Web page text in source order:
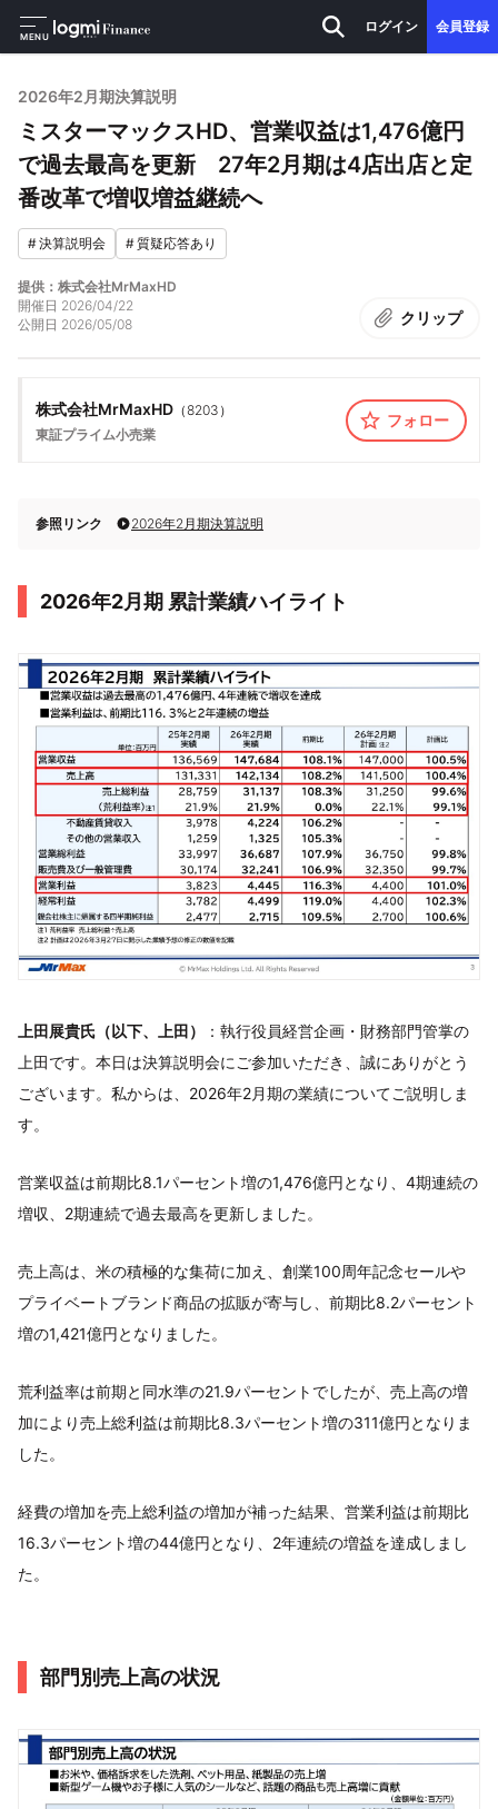
MENU
ログイン 会員登録
2026年2月期決算説明
ミスターマックスHD、営業収益は1,476億円
で過去最高を更新 27年2月期は4店出店と定
番改革で増収増益継続へ
#決算説明会 #質疑応答あり
提供：株式会社MrMaxHD
開催日 2026/04/22
公開日 2026/05/08 クリップ
株式会社MrMaxHD （8203 ）
東証プライム小売業
フォロー
参照リンク 2026年2月期決算説明
2026年2月期 累計業績ハイライト
上田展貴氏（以下、上田）
：執行役員経営企画・財務部門管掌の
上田です。本日は決算説明会にご参加いただき、誠にありがとう
ございます。私からは、2026年2月期の業績についてご説明しま
す。
営業収益は前期比8.1パーセント増の1,476億円となり、4期連続の
増収、2期連続で過去最高を更新しました。
売上高は、米の積極的な集荷に加え、創業100周年記念セールや
プライベートブランド商品の拡販が寄与し、前期比8.2パーセント
増の1,421億円となりました。
荒利益率は前期と同水準の21.9パーセントでしたが、売上高の増
加により売上総利益は前期比8.3パーセント増の311億円となりま
した。
経費の増加を売上総利益の増加が補った結果、営業利益は前期比
16.3パーセント増の44億円となり、2年連続の増益を達成しまし
た。
部門別売上高の状況